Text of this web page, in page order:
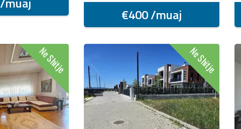
€400/muaj
Ne Shitje Ne Shitje